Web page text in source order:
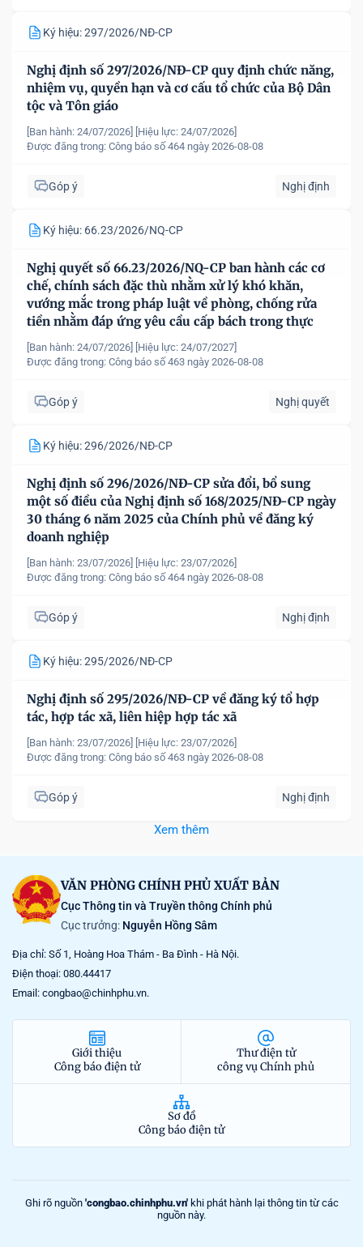
Ký hiệu: 297/2026/NĐ-CP
Nghị định số 297/2026/NĐ-CP quy định chức năng,
nhiệm vụ, quyền hạn và cơ cấu tổ chức của Bộ Dân
tộc và Tôn giáo
[Ban hành: 24/07/2026]
[Hiệu lực: 24/07/2026]
Được đăng trong: Công báo số 464 ngày 2026-08-08
Góp ý Nghị định
Ký hiệu: 66.23/2026/NQ-CP
Nghị quyết số 66.23/2026/NQ-CP ban hành các cơ
chế, chính sách đặc thù nhằm xử lý khó khăn,
vướng mắc trong pháp luật về phòng, chống rửa
tiền nhằm đáp ứng yêu cầu cấp bách trong thực
hiện cam kết quốc tế về trao đổi thông tin theo yêu
cầu về thuế
[Ban hành: 24/07/2026]
[Hiệu lực: 24/07/2027]
Được đăng trong: Công báo số 463 ngày 2026-08-08
Góp ý Nghị quyết
Ký hiệu: 296/2026/NĐ-CP
Nghị định số 296/2026/NĐ-CP sửa đổi, bổ sung
một số điều của Nghị định số 168/2025/NĐ-CP ngày
30 tháng 6 năm 2025 của Chính phủ về đăng ký
doanh nghiệp
[Ban hành: 23/07/2026]
[Hiệu lực: 23/07/2026]
Được đăng trong: Công báo số 464 ngày 2026-08-08
Góp ý Nghị định
Ký hiệu: 295/2026/NĐ-CP
Nghị định số 295/2026/NĐ-CP về đăng ký tổ hợp
tác, hợp tác xã, liên hiệp hợp tác xã
[Ban hành: 23/07/2026]
[Hiệu lực: 23/07/2026]
Được đăng trong: Công báo số 463 ngày 2026-08-08
Góp ý Nghị định
Xem thêm
VĂN PHÒNG CHÍNH PHỦ XUẤT BẢN
Cục Thông tin và Truyền thông Chính phủ
Cục trưởng: Nguyễn Hồng Sâm
Địa chỉ: Số 1, Hoàng Hoa Thám - Ba Đình - Hà Nội.
Điện thoại: 080.44417
Email: congbao@chinhphu.vn.
Giới thiệu
Công báo điện tử
Thư điện tử
công vụ Chính phủ
Sơ đồ
Công báo điện tử
Ghi rõ nguồn 'congbao.chinhphu.vn'khi phát hành lại thông tin từ các
nguồn này.